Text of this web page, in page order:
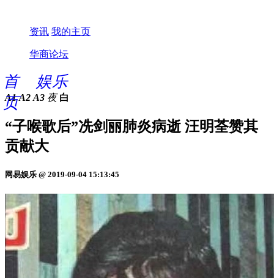
资讯 我的主页
华商论坛
首
页
娱乐
A1 A2 A3 夜 白
“子喉歌后”冼剑丽肺炎病逝 汪明荃赞其
贡献大
网易娱乐 @ 2019-09-04 15:13:45